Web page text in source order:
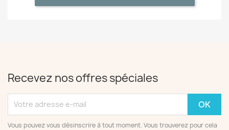
Recevez nos offres spéciales
Vous pouvez vous désinscrire à tout moment. Vous trouverez pour cela